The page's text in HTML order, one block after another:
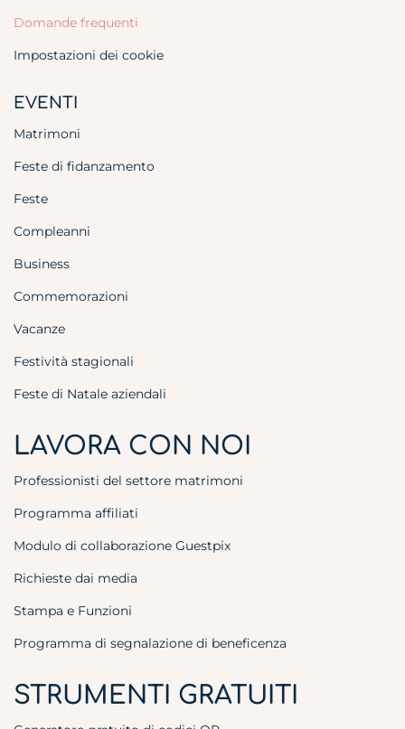
Domande frequenti
Impostazioni dei cookie
EVENTI
Matrimoni
Feste di fidanzamento
Feste
Compleanni
Business
Commemorazioni
Vacanze
Festività stagionali
Feste di Natale aziendali
LAVORA CON NOI
Professionisti del settore matrimoni
Programma affiliati
Modulo di collaborazione Guestpix
Richieste dai media
Stampa e Funzioni
Programma di segnalazione di beneficenza
STRUMENTI GRATUITI